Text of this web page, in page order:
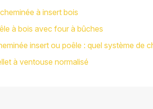
à insert bois
à bois avec four à bûches
insert ou poêle : quel système de
à ventouse normalisé